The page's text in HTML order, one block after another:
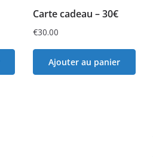
Carte cadeau – 30€
€30.00
Ajouter au panier